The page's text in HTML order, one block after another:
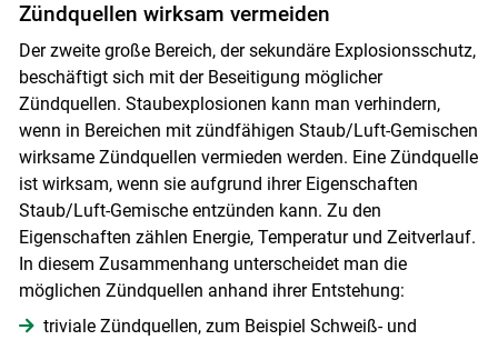
Zündquellen wirksam vermeiden
Der zweite große Bereich, der sekundäre Explosionsschutz,
beschäftigt sich mit der Beseitigung möglicher
Zündquellen. Staubexplosionen kann man verhindern,
wenn in Bereichen mit zündfähigen Staub/Luft-Gemischen
wirksame Zündquellen vermieden werden. Eine Zündquelle
ist wirksam, wenn sie aufgrund ihrer Eigenschaften
Staub/Luft-Gemische entzünden kann. Zu den
Eigenschaften zählen Energie, Temperatur und Zeitverlauf.
In diesem Zusammenhang unterscheidet man die
möglichen Zündquellen anhand ihrer Entstehung:
triviale Zündquellen, zum Beispiel Schweiß- und